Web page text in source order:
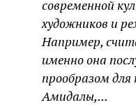
современной
художников и
Например,
именно она
прообразом
Амидалы,...